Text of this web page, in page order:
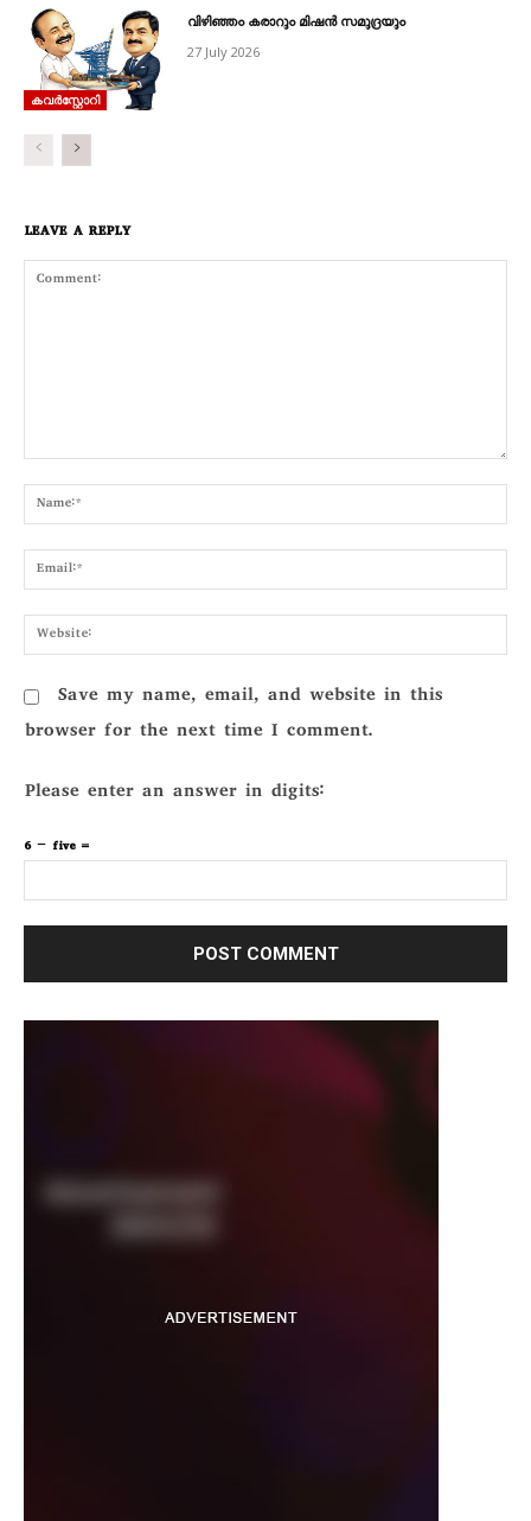
കവര്‍സ്റ്റോറി
വിഴിഞ്ഞം കരാറും മിഷൻ സമുദ്രയും
27 July 2026
LEAVE A REPLY
Save my name, email, and website in this
browser for the next time I comment.
Please enter an answer in digits:
6 − five =